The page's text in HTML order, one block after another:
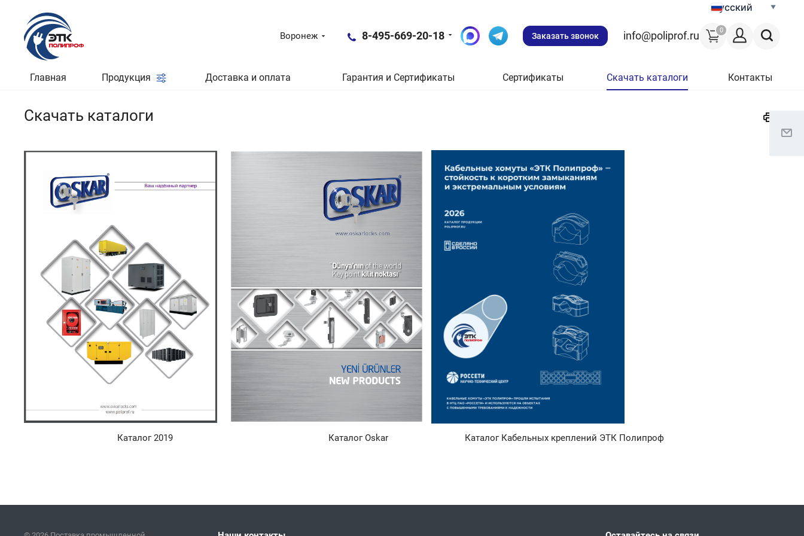
Русский
0
Воронеж 8-495-669-20-18 Заказать звонок info@poliprof.ru
Главная Продукция Доставка и оплата Гарантия и Сертификаты Сертификаты Скачать каталоги Контакты
Скачать каталоги
Каталог 2019 Каталог Oskar Каталог Кабельных креплений ЭТК Полипроф